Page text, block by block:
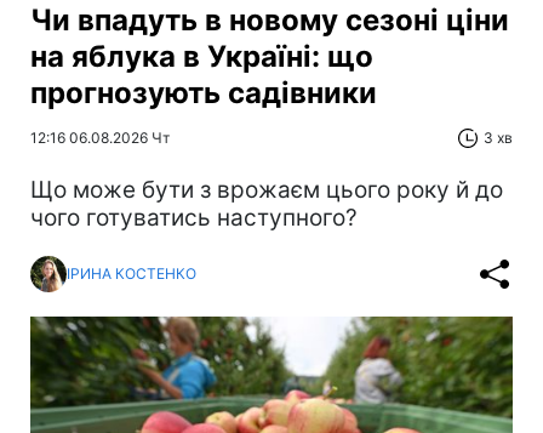
Чи впадуть в новому сезоні ціни
на яблука в Україні: що
прогнозують садівники
12:16 06.08.2026 Чт 3 хв
Що може бути з врожаєм цього року й до
чого готуватись наступного?
ІРИНА КОСТЕНКО